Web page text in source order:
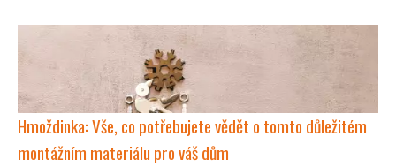
Hmoždinka: Vše, co potřebujete vědět o tomto důležitém
montážním materiálu pro váš dům